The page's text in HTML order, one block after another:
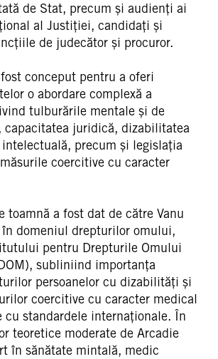
de Stat, precum și audienți ai
al Justiției, candidați și
de judecător și procuror.
conceput pentru a oferi
o abordare complexă a
tulburările mentale și de
capacitatea juridică, dizabilitatea
precum și legislația
coercitive cu caracter
toamnă a fost dat de către Vanu
în domeniul drepturilor omului,
pentru Drepturile Omului
subliniind importanța
persoanelor cu dizabilități și
coercitive cu caracter medical
cu standardele internaționale. În
teoretice moderate de Arcadie
în sănătate mintală, medic